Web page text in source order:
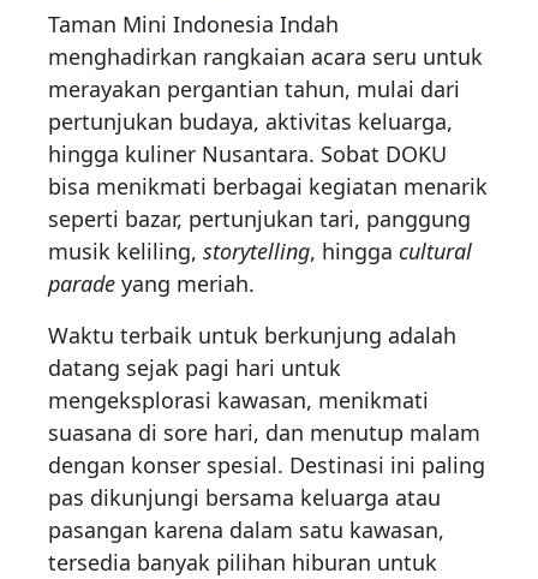
Taman Mini Indonesia Indah
menghadirkan rangkaian acara seru untuk
merayakan pergantian tahun, mulai dari
pertunjukan budaya, aktivitas keluarga,
hingga kuliner Nusantara. Sobat DOKU
bisa menikmati berbagai kegiatan menarik
seperti bazar, pertunjukan tari, panggung
musik keliling, storytelling, hingga cultural
parade yang meriah.
Waktu terbaik untuk berkunjung adalah
datang sejak pagi hari untuk
mengeksplorasi kawasan, menikmati
suasana di sore hari, dan menutup malam
dengan konser spesial. Destinasi ini paling
pas dikunjungi bersama keluarga atau
pasangan karena dalam satu kawasan,
tersedia banyak pilihan hiburan untuk